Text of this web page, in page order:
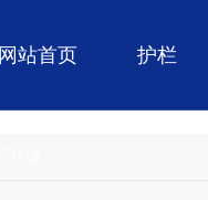
网站首页 护栏